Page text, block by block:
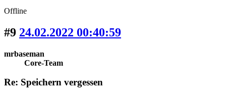
Offline
#9 24.02.2022 00:40:59
mrbaseman
Core-Team
Re: Speichern vergessen